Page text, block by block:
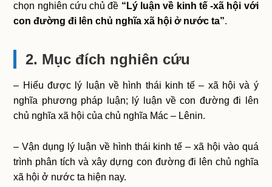
chọn nghiên cứu chủ đề “Lý luận về kinh tế -xã hội với
con đường đi lên chủ nghĩa xã hội ở nước ta”.
2. Mục đích nghiên cứu
– Hiểu được lý luận về hình thái kinh tế – xã hội và ý
nghĩa phương pháp luận; lý luận về con đường đi lên
chủ nghĩa xã hội của chủ nghĩa Mác – Lênin.
– Vận dụng lý luận về hình thái kinh tế – xã hội vào quá
trình phân tích và xây dựng con đường đi lên chủ nghĩa
xã hội ở nước ta hiện nay.